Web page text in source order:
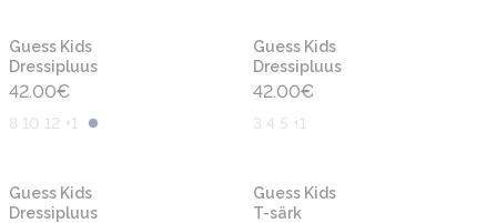
Guess Kids
Dressipluus
42.00€
8 10 12 +1
Guess Kids
Dressipluus
42.00€
3 4 5 +1
Guess Kids
Dressipluus
Guess Kids
T-särk